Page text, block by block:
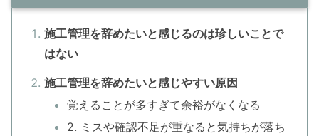
施工管理を辞めたいと感じるのは珍しいことで
はない
施工管理を辞めたいと感じやすい原因
覚えることが多すぎて余裕がなくなる
2. ミスや確認不足が重なると気持ちが落ち